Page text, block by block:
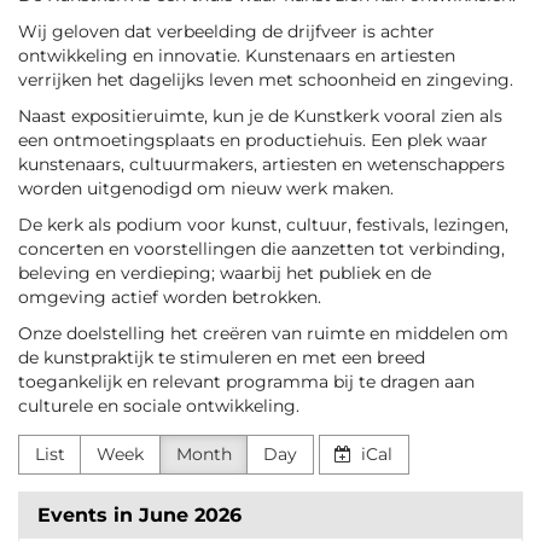
Wij geloven dat verbeelding de drijfveer is achter
ontwikkeling en innovatie. Kunstenaars en artiesten
verrijken het dagelijks leven met schoonheid en zingeving.
Naast expositieruimte, kun je de Kunstkerk vooral zien als
een ontmoetingsplaats en productiehuis. Een plek waar
kunstenaars, cultuurmakers, artiesten en wetenschappers
worden uitgenodigd om nieuw werk maken.
De kerk als podium voor kunst, cultuur, festivals, lezingen,
concerten en voorstellingen die aanzetten tot verbinding,
beleving en verdieping; waarbij het publiek en de
omgeving actief worden betrokken.
Onze doelstelling het creëren van ruimte en middelen om
de kunstpraktijk te stimuleren en met een breed
toegankelijk en relevant programma bij te dragen aan
culturele en sociale ontwikkeling.
List Week Month Day iCal
Events in June 2026